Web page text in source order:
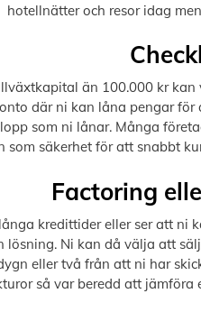
hotellnätter och resor idag
än 100.000 kr kan
där ni kan låna pengar
som ni lånar. Många
som säkerhet för att snabbt
Factoring
kredittider eller ser att
lösning. Ni kan då välja att
eller två från att ni har
så var beredd att jämföra